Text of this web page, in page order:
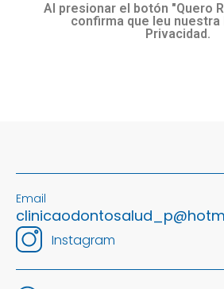
Al presionar el botón "Quero
confirma que leu nuestra
Privacidad.
Email
Instagram